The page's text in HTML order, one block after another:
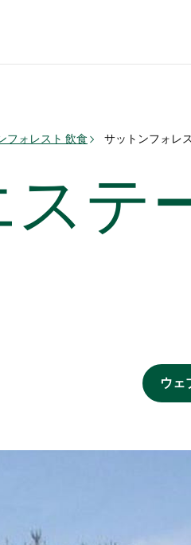
フォレスト 飲食 サットンフォレ
テ
ウェ